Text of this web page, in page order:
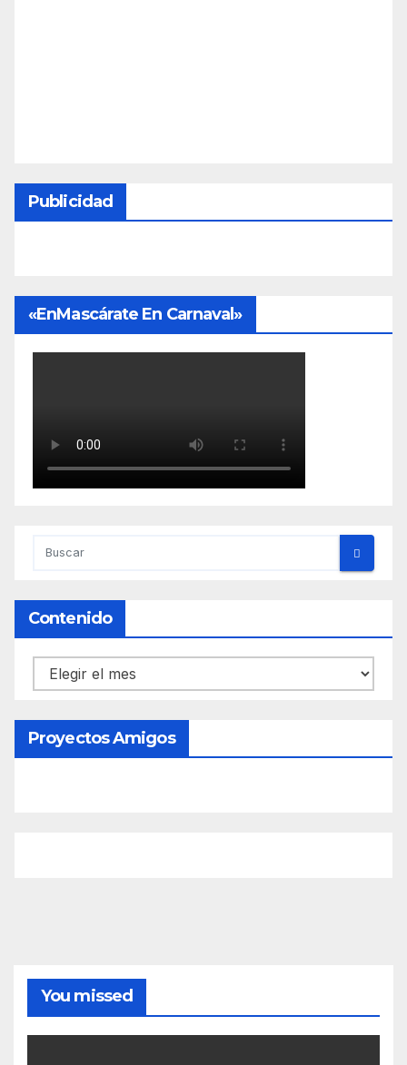
Publicidad
«EnMascárate En Carnaval»
Contenido
Contenido
Proyectos Amigos
You missed